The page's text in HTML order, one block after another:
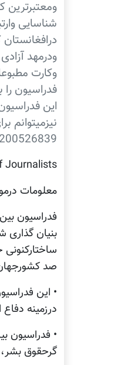
شناسایی
ودرمهد
وکارت
فدراسیون
این
Journalists
معلومات
صد
• این
درزمینه
• فدراسیون
گرحقوق بشر،